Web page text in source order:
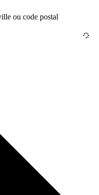
ou code postal